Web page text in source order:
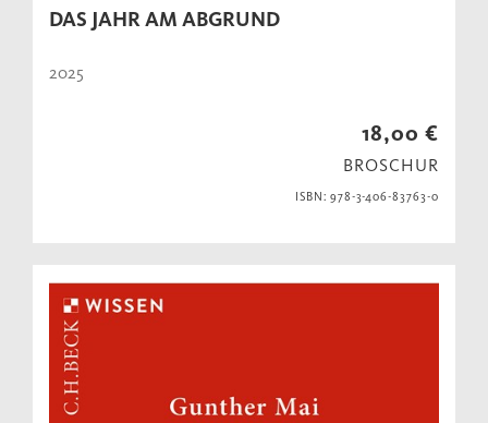
DAS JAHR AM ABGRUND
2025
18,00 €
BROSCHUR
ISBN: 978-3-406-83763-0